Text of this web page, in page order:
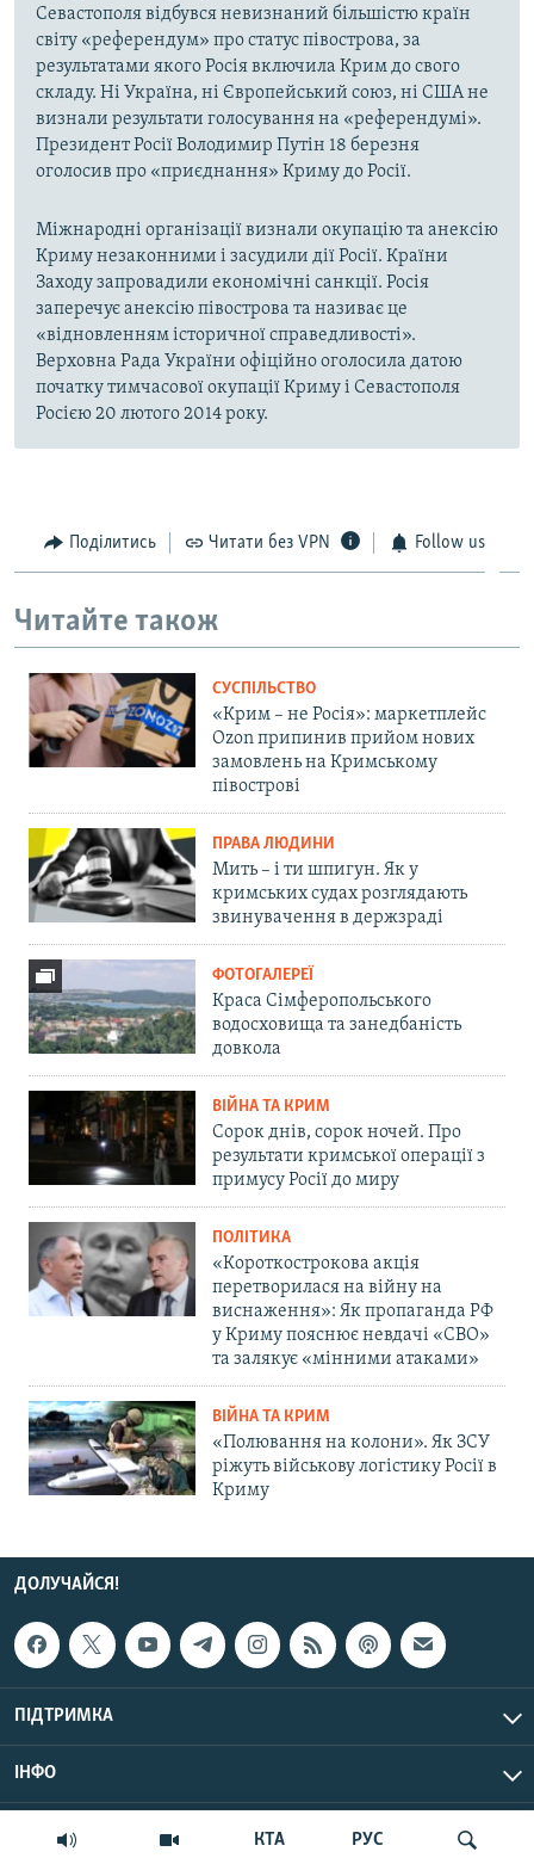
КТА РУС
Севастополя відбувся невизнаний більшістю країн
світу «референдум» про статус півострова, за
результатами якого Росія включила Крим до свого
складу. Ні Україна, ні Європейський союз, ні США не
визнали результати голосування на «референдумі».
Президент Росії Володимир Путін 18 березня
оголосив про «приєднання» Криму до Росії.
Міжнародні організації визнали окупацію та анексію
Криму незаконними і засудили дії Росії. Країни
Заходу запровадили економічні санкції. Росія
заперечує анексію півострова та називає це
«відновленням історичної справедливості».
Верховна Рада України офіційно оголосила датою
початку тимчасової окупації Криму і Севастополя
Росією 20 лютого 2014 року.
Поділитись Читати без VPN Follow us
Читайте також
СУСПІЛЬСТВО
«Крим – не Росія»: маркетплейс
Ozon припинив прийом нових
замовлень на Кримському
півострові
ПРАВА ЛЮДИНИ
Мить – і ти шпигун. Як у
кримських судах розглядають
звинувачення в держзраді
ФОТОГАЛЕРЕЇ
Краса Сімферопольського
водосховища та занедбаність
довкола
ВІЙНА ТА КРИМ
Сорок днів, сорок ночей. Про
результати кримської операції з
примусу Росії до миру
ПОЛІТИКА
«Короткострокова акція
перетворилася на війну на
виснаження»: Як пропаганда РФ
у Криму пояснює невдачі «СВО»
та залякує «мінними атаками»
ВІЙНА ТА КРИМ
«Полювання на колони». Як ЗСУ
ріжуть військову логістику Росії в
Криму
ДОЛУЧАЙСЯ!
ПІДТРИМКА
ІНФО
© Крим.Реалії, 2026 | Усі права застережено.